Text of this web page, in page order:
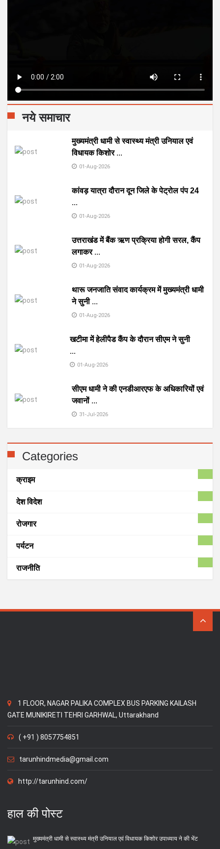
नये समाचार
मुख्यमंत्री धामी से स्वास्थ्य मंत्री उनियाल एवं
विधायक किशोर ...
01-Aug-2026
कांवड़ यात्रा दौरान दून जिले के पेट्रोल पंप 24
...
01-Aug-2026
उत्तराखंड में बैंक ऋण प्रक्रिया होगी सरल, कैंप
लगाकर ...
01-Aug-2026
थारू जनजाति संवाद कार्यक्रम में मुख्यमंत्री धामी
ने सुनी ...
01-Aug-2026
खटीमा में हेलीपैड कैंप के दौरान सीएम ने सुनी
...
01-Aug-2026
सीएम धामी ने की एनडीआरएफ के अधिकारियों एवं
जवानों ...
31-Jul-2026
Categories
क्राइम
देश विदेश
रोजगार
पर्यटन
राजनीति
1 FLOOR, NAGAR PALIKA COMPLEX BUS PARKING KAILASH
GATE MUNIKIRETI TEHRI GARHWAL, Uttarakhand
( +91 ) 8057754851
tarunhindmedia@gmail.com
http://tarunhind.com/
हाल की पोस्ट
मुख्यमंत्री धामी से स्वास्थ्य मंत्री उनियाल एवं विधायक किशोर उपाध्याय ने की भेंट